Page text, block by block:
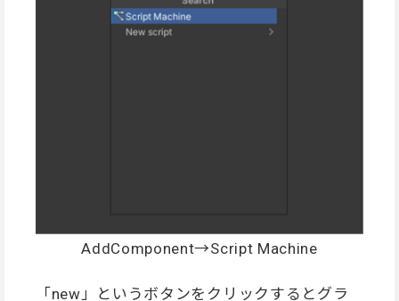
AddComponent→Script Machine
「new」というボタンをクリックするとグラ